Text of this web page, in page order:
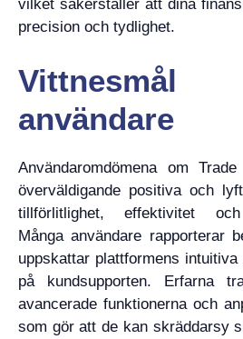
vilket säkerställer att dina
precision och tydlighet.
användare
Användaromdömena om
överväldigande positiva och
tillförlitlighet, effektivitet och
Många användare rapporterar
uppskattar plattformens
på kundsupporten. Erfarna
avancerade funktionerna och
som gör att de kan skräddarsy